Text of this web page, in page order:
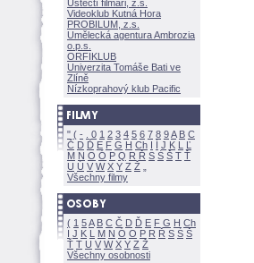
Ústečtí filmaři, z.s.
Videoklub Kutná Hora
PROBILUM, z.s.
Umělecká agentura Ambrozia
o.p.s.
ORFIKLUB
Univerzita Tomáše Bati ve
Zlíně
Nízkoprahový klub Pacific
" ( - 0 1 2 3 4 5 6 7 8 9A B C
Č D Ď E F G H Ch I Í J K L
Ľ
M N O Ó P Q R Ř S Ś T Ť
U Ú V W X Y Z
Všechny filmy
( 1 5A B C Č D Ď E F G H Ch
I J K L M N Ó O P R Ř S Ś
Ť T U V W X Y Z
Všechny osobnosti